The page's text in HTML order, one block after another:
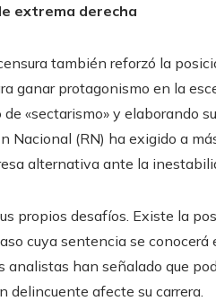
extrema derecha
también reforzó la
ganar protagonismo en la
«sectarismo» y elaborando
Nacional (RN) ha exigido a
alternativa ante la
propios desafíos. Existe la
cuya sentencia se
analistas han señalado que
delincuente afecte su carrera.